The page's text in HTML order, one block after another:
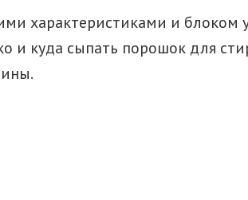
характеристиками и блоком
и куда сыпать порошок для